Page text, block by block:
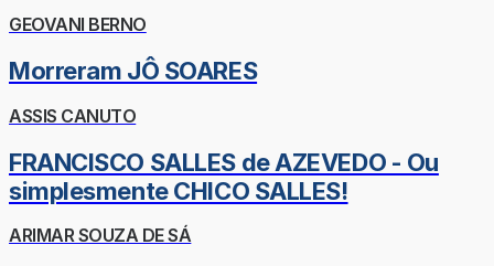
GEOVANI BERNO
Morreram JÔ SOARES
ASSIS CANUTO
FRANCISCO SALLES de AZEVEDO - Ou
simplesmente CHICO SALLES!
ARIMAR SOUZA DE SÁ